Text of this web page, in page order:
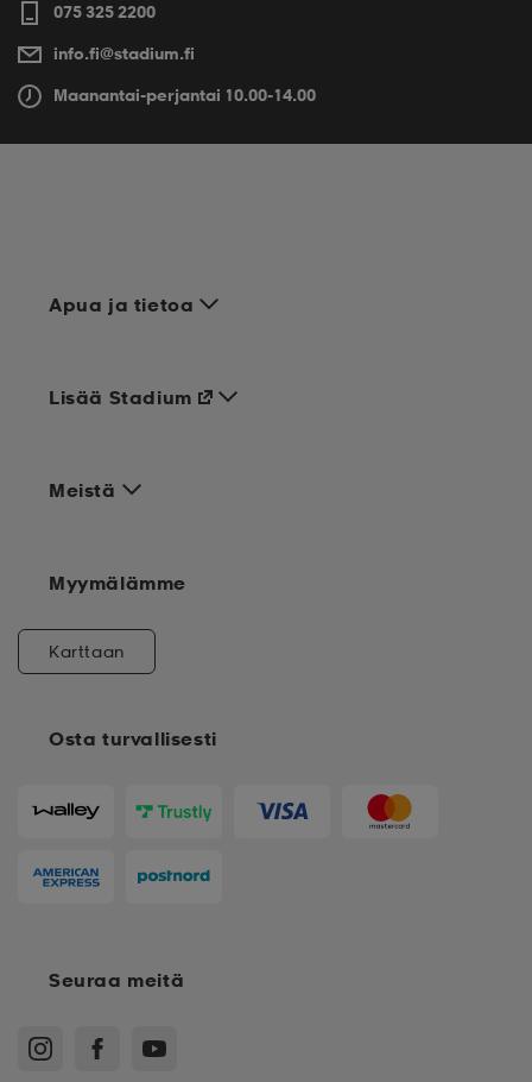
075 325 2200
info.fi@stadium.fi
Maanantai-perjantai 10.00-14.00
Apua ja tietoa
Meistä
Osta turvallisesti
Lisää Stadium
Myymälämme
Karttaan
Seuraa meitä